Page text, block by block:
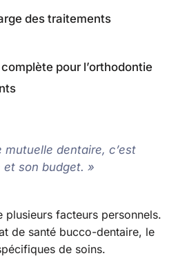
des traitements
pour l’orthodontie
mutuelle dentaire, c’est
son budget. »
plusieurs facteurs personnels.
de santé bucco-dentaire, le
de soins.